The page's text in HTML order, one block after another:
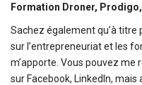
Formation Droner,
Sachez également qu’à titre
sur l’entrepreneuriat et les
m’apporte. Vous pouvez
sur Facebook, LinkedIn, mais